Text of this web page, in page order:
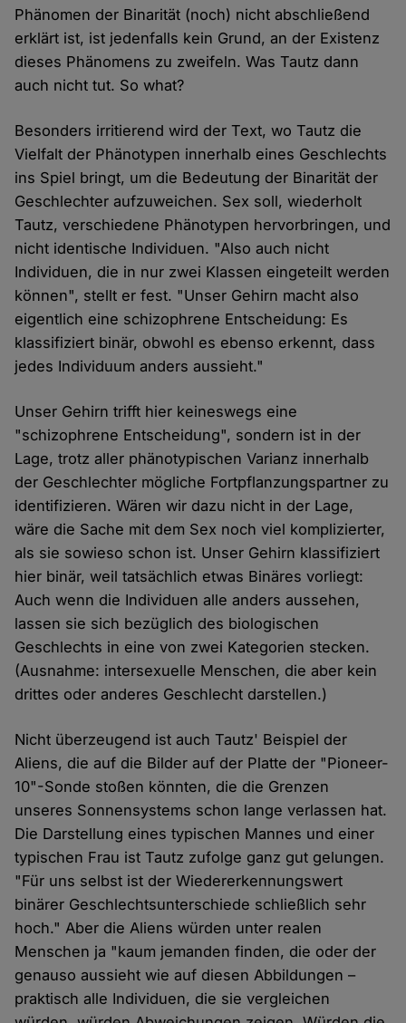
Phänomen der Binarität (noch) nicht abschließend
erklärt ist, ist jedenfalls kein Grund, an der Existenz
dieses Phänomens zu zweifeln. Was Tautz dann
auch nicht tut. So what?
Besonders irritierend wird der Text, wo Tautz die
Vielfalt der Phänotypen innerhalb eines Geschlechts
ins Spiel bringt, um die Bedeutung der Binarität der
Geschlechter aufzuweichen. Sex soll, wiederholt
Tautz, verschiedene Phänotypen hervorbringen, und
nicht identische Individuen. "Also auch nicht
Individuen, die in nur zwei Klassen eingeteilt werden
können", stellt er fest. "Unser Gehirn macht also
eigentlich eine schizophrene Entscheidung: Es
klassifiziert binär, obwohl es ebenso erkennt, dass
jedes Individuum anders aussieht."
Unser Gehirn trifft hier keineswegs eine
"schizophrene Entscheidung", sondern ist in der
Lage, trotz aller phänotypischen Varianz innerhalb
der Geschlechter mögliche Fortpflanzungspartner zu
identifizieren. Wären wir dazu nicht in der Lage,
wäre die Sache mit dem Sex noch viel komplizierter,
als sie sowieso schon ist. Unser Gehirn klassifiziert
hier binär, weil tatsächlich etwas Binäres vorliegt:
Auch wenn die Individuen alle anders aussehen,
lassen sie sich bezüglich des biologischen
Geschlechts in eine von zwei Kategorien stecken.
(Ausnahme: intersexuelle Menschen, die aber kein
drittes oder anderes Geschlecht darstellen.)
Nicht überzeugend ist auch Tautz' Beispiel der
Aliens, die auf die Bilder auf der Platte der "Pioneer-
10"-Sonde stoßen könnten, die die Grenzen
unseres Sonnensystems schon lange verlassen hat.
Die Darstellung eines typischen Mannes und einer
typischen Frau ist Tautz zufolge ganz gut gelungen.
"Für uns selbst ist der Wiedererkennungswert
binärer Geschlechtsunterschiede schließlich sehr
hoch." Aber die Aliens würden unter realen
Menschen ja "kaum jemanden finden, die oder der
genauso aussieht wie auf diesen Abbildungen –
praktisch alle Individuen, die sie vergleichen